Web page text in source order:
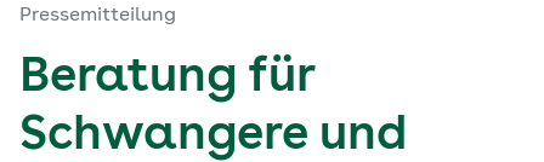
Pressemitteilung
Beratung für
Schwangere und